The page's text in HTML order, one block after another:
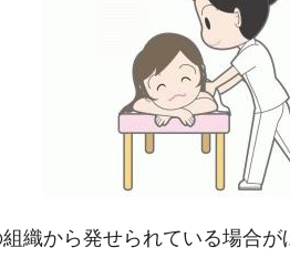
織から発せられている場合が